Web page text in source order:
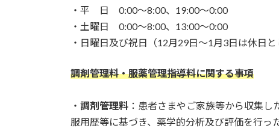
・平 日 0:00～8:00、19:00～0:00
・土曜日 0:00～8:00、13:00～0:00
・日曜日及び祝日（12月29日～1月3日は休日と
調剤管理料・服薬管理指導料に関する事項
・ 調剤管理料 ：患者さまやご家族等から収集
服用歴等に基づき、薬学的分析及び評価を行